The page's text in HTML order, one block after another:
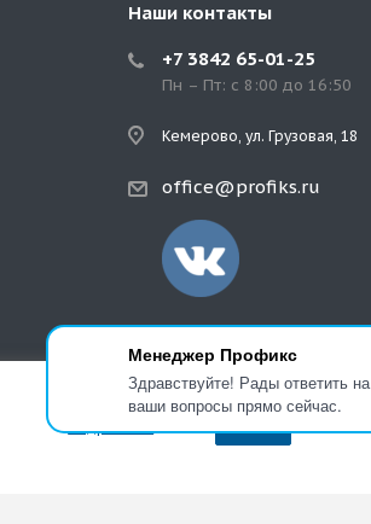
Менеджер Профикс
Здравствуйте! Рады ответить на
ваши вопросы прямо сейчас.
Наши контакты
+7 3842 65-01-25
Пн – Пт: с 8:00 до 16:50
Кемерово, ул. Грузовая, 18
office@profiks.ru
Подробнее OK